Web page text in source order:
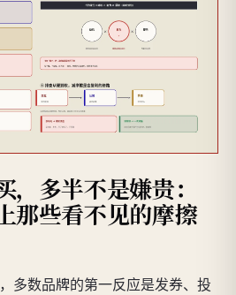
，多半不是嫌贵：
那些看不见的摩擦
多数品牌的第一反应是发券、投